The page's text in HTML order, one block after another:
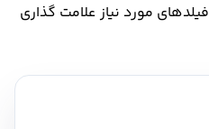
فیلدهای مورد نیاز علامت گذاری